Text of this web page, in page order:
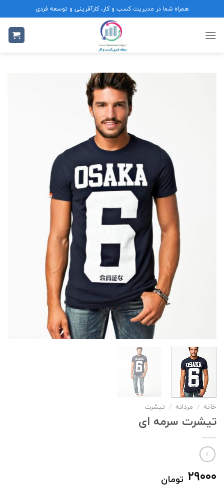
to
content
همراه شما در مدیریت کسب و کار، کارآفرینی و توسعه فردی
خانه / مردانه / تیشرت
تیشرت سرمه ای
۲۹۰۰۰ تومان